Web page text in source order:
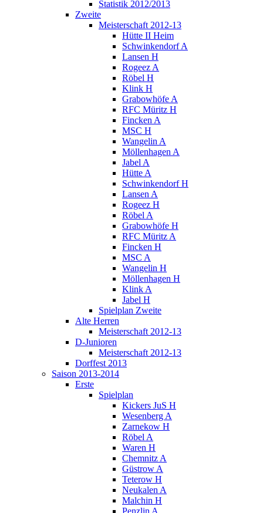
Statistik 2012/2013
Zweite
Meisterschaft 2012-13
Hütte II Heim
Schwinkendorf A
Lansen H
Rogeez A
Röbel H
Klink H
Grabowhöfe A
RFC Müritz H
Fincken A
MSC H
Wangelin A
Möllenhagen A
Jabel A
Hütte A
Schwinkendorf H
Lansen A
Rogeez H
Röbel A
Grabowhöfe H
RFC Müritz A
Fincken H
MSC A
Wangelin H
Möllenhagen H
Klink A
Jabel H
Spielplan Zweite
Alte Herren
Meisterschaft 2012-13
D-Junioren
Meisterschaft 2012-13
Dorffest 2013
Saison 2013-2014
Erste
Spielplan
Kickers JuS H
Wesenberg A
Zarnekow H
Röbel A
Waren H
Chemnitz A
Güstrow A
Teterow H
Neukalen A
Malchin H